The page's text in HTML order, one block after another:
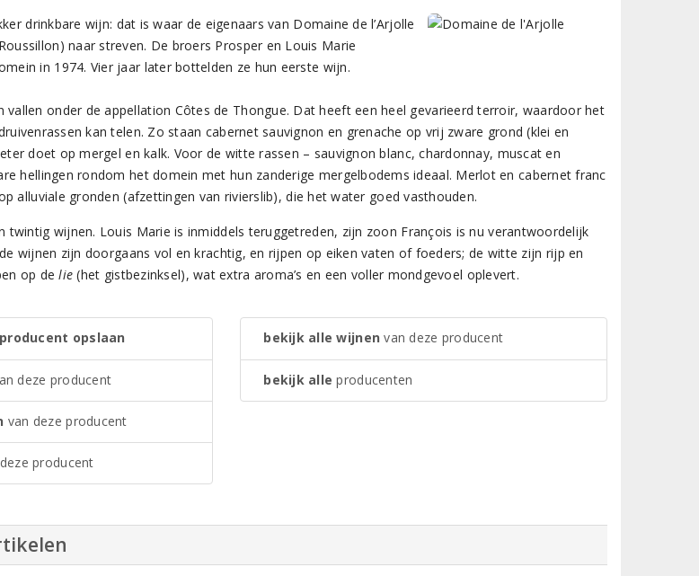
drinkbare wijn: dat is waar de eigenaars van Domaine de l’Arjolle
naar streven. De broers Prosper en Louis Marie
in 1974. Vier jaar later bottelden ze hun eerste wijn.
vallen onder de appellation Côtes de Thongue. Dat heeft een heel gevarieerd terroir, waardoor het
kan telen. Zo staan cabernet sauvignon en grenache op vrij zware grond (klei en
doet op mergel en kalk. Voor de witte rassen – sauvignon blanc, chardonnay, muscat en
hellingen rondom het domein met hun zanderige mergelbodems ideaal. Merlot en cabernet franc
alluviale gronden (afzettingen van rivierslib), die het water goed vasthouden.
twintig wijnen. Louis Marie is inmiddels teruggetreden, zijn zoon François is nu verantwoordelijk
wijnen zijn doorgaans vol en krachtig, en rijpen op eiken vaten of foeders; de witte zijn rijp en
op delie(het gistbezinksel), wat extra aroma’s en een voller mondgevoel oplevert.
producent opslaan
deze producent
van deze producent
producent
bekijk alle wijnen van deze producent
bekijk alle producenten